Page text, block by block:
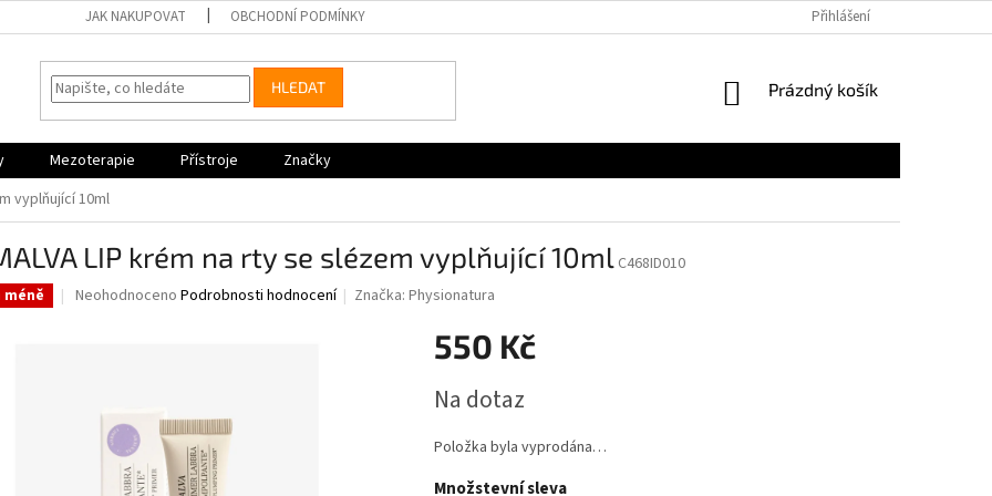
JAK NAKUPOVAT OBCHODNÍ PODMÍNKY Přihlášení
HLEDAT
NÁKUPNÍ
Prázdný košík
Mezoterapie Přístroje
Značky
vyplňující 10ml
LIP krém na rty se slézem vyplňující 10mlC468ID010
méně
Průměrné
hvězdiček.
Neohodnoceno Podrobnosti hodnocení Značka:Physionatura
550 Kč
cena:
Na dotaz
Položka byla vyprodána…
Množstevní sleva